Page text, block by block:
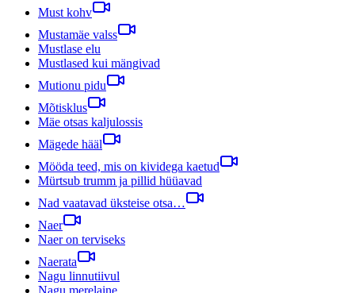
Must kohv
Mustamäe valss
Mustlase elu
Mustlased kui mängivad
Mutionu pidu
Mõtisklus
Mäe otsas kaljulossis
Mägede hääl
Mööda teed, mis on kividega kaetud
Mürtsub trumm ja pillid hüüavad
Nad vaatavad üksteise otsa…
Naer
Naer on terviseks
Naerata
Nagu linnutiivul
Nagu merelaine